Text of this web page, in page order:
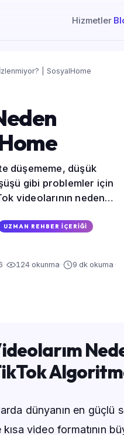
Hizmetler
| SosyalHome
düşememe, düşük
gibi problemler için
videolarının neden
UZMAN REHBER IÇERIĞI
· 124 okunma · 9 dk okuma ·
dünyanın en güçlü
video formatının